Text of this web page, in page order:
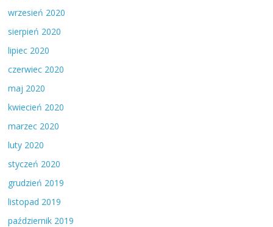
wrzesień 2020
sierpień 2020
lipiec 2020
czerwiec 2020
maj 2020
kwiecień 2020
marzec 2020
luty 2020
styczeń 2020
grudzień 2019
listopad 2019
październik 2019